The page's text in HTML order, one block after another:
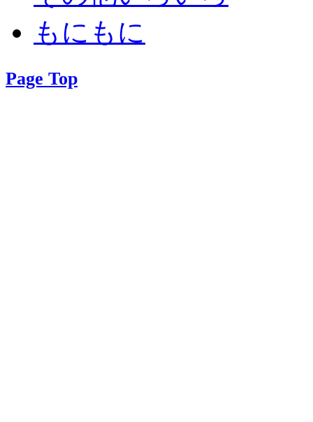
もにもに
Page Top